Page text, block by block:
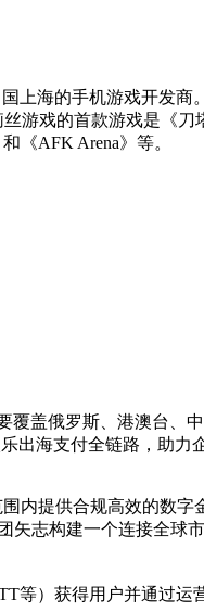
上海的手机游戏开发
游戏的首款游戏是《
《AFK Arena》等。
盖俄罗斯、港澳台
出海支付全链路，助力
内提供合规高效的数
志构建一个连接全球
等）获得用户并通过运